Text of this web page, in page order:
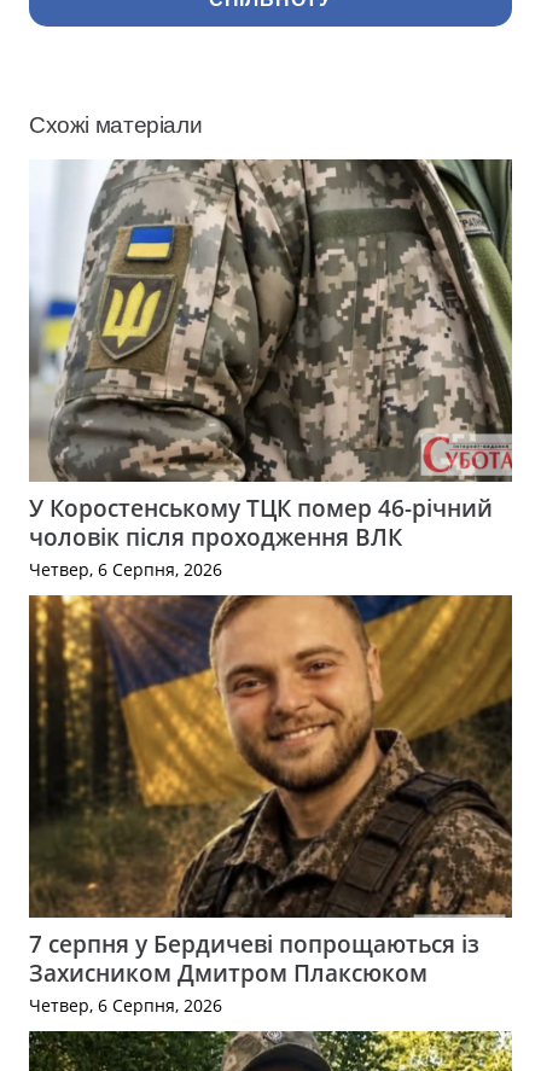
Схожі матеріали
У Коростенському ТЦК помер 46-річний
чоловік після проходження ВЛК
Четвер, 6 Серпня, 2026
7 серпня у Бердичеві попрощаються із
Захисником Дмитром Плаксюком
Четвер, 6 Серпня, 2026